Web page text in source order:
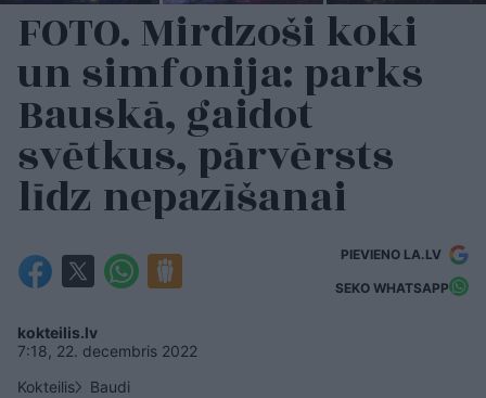
FOTO. Mirdzoši koki
un simfonija: parks
Bauskā, gaidot
svētkus, pārvērsts
līdz nepazīšanai
PIEVIENO LA.LV
SEKO WHATSAPP
kokteilis.lv
7:18, 22. decembris 2022
Kokteilis
Baudi